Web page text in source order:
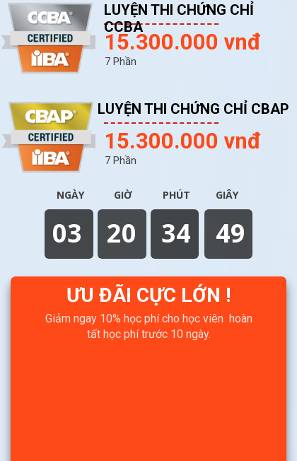
NGÀY GIỜ GIÂY
PHÚT
03 20 34 48
15.300.000 vnđ
LUYỆN THI CHỨNG CHỈ
CCBA
7 Phần
15.300.000 vnđ
LUYỆN THI CHỨNG CHỈ CBAP
7 Phần
Giảm ngay 10% học phí cho học viên hoàn
tất học phí trước 10 ngày.
ƯU ĐÃI CỰC LỚN !